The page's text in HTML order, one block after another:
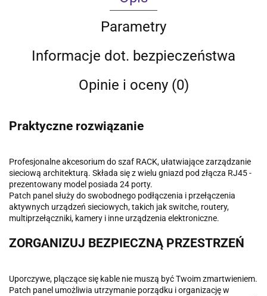
Parametry
Informacje dot. bezpieczeństwa
Opinie i oceny (0)
Praktyczne rozwiązanie
Profesjonalne akcesorium do szaf RACK, ułatwiające zarządzanie
sieciową architekturą. Składa się z wielu gniazd pod złącza RJ45 -
prezentowany model posiada 24 porty.
Patch panel służy do swobodnego podłączenia i przełączenia
aktywnych urządzeń sieciowych, takich jak switche, routery,
multiprzełączniki, kamery i inne urządzenia elektroniczne.
ZORGANIZUJ BEZPIECZNĄ PRZESTRZEŃ
Uporczywe, plączące się kable nie muszą być Twoim zmartwieniem.
Patch panel umożliwia utrzymanie porządku i organizację w